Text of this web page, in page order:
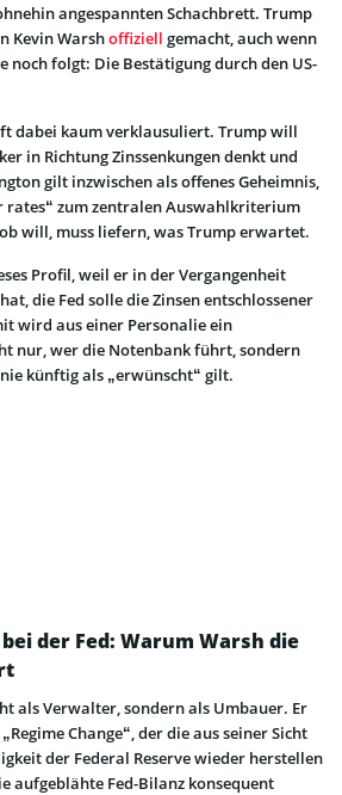
angespannten Schachbrett. Trump
Kevin Warshoffiziell gemacht, auch wenn
noch folgt: Die Bestätigung durch den US-
dabei kaum verklausuliert. Trump will
in Richtung Zinssenkungen denkt und
gilt inzwischen als offenes Geheimnis,
rates“ zum zentralen Auswahlkriterium
will, muss liefern, was Trump erwartet.
Profil, weil er in der Vergangenheit
die Fed solle die Zinsen entschlossener
wird aus einer Personalie ein
nur, wer die Notenbank führt, sondern
künftig als „erwünscht“ gilt.
bei der Fed: Warum Warsh die
als Verwalter, sondern als Umbauer. Er
Change“, der die aus seiner Sicht
der Federal Reserve wieder herstellen
aufgeblähte Fed-Bilanz konsequent